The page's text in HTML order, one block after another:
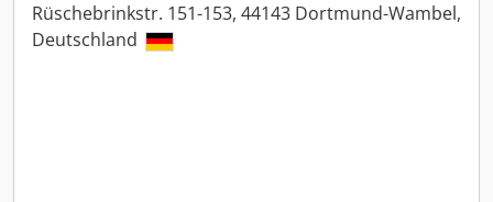
Rüschebrinkstr. 151-153, 44143 Dortmund-Wambel,
Deutschland